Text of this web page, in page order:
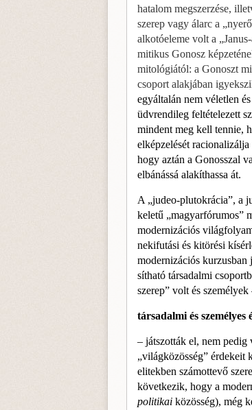
hatalom megszerzése,
szerep vagy álarc a
alkotóeleme volt a
mitikus Gonosz
mitológiától: a Gonoszt
csoport alakjában
egyáltalán nem véletlen
üdvrendileg feltételezett
mindent meg kell tennie,
elképzelését
hogy aztán a Gonosszal
elbánássá alakíthassa át.
A „judeo-plutokrácia”, a
keletű „magyarfórumos”
modernizációs
nekifutási és kitörési
modernizációs kurzusban
sítható társadalmi
szerep” volt és személyek
társadalmi és
– játszották el, nem pedig
„világkö­zösség” érdekeit
elitekben számot­tevő
következik, hogy a
politikai közösség), még